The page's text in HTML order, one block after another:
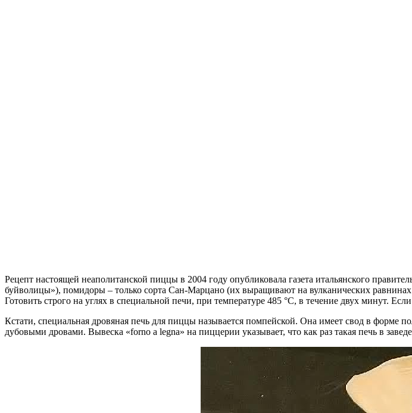
Рецепт настоящей неаполитанской пиццы в 2004 году опубликовала газета итальянского
буйволицы»), помидоры – только сорта Сан-Марцано (их выращивают на вулканических
Готовить строго на углях в специальной печи, при температуре 485 °С, в течение двух минут.
Кстати, специальная дровяная печь для пиццы называется помпейской. Она имеет свод в форме
дубовыми дровами. Вывеска «forno a legna» на пиццерии указывает, что как раз такая печь в